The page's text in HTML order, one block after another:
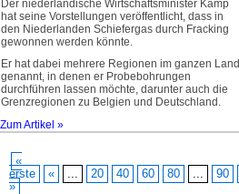
Der niederländische Wirtschaftsminister Kamp
hat seine Vorstellungen veröffentlicht, dass in
den Niederlanden Schiefergas durch Fracking
gewonnen werden könnte.
Er hat dabei mehrere Regionen im ganzen Land
genannt, in denen er Probebohrungen
durchführen lassen möchte, darunter auch die
Grenzregionen zu Belgien und Deutschland.
Zum Artikel »
«
erste
« ... 20 40 60 80 ... 90
»